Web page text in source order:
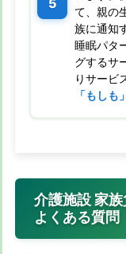
て、親の
族に通知
睡眠パタ
グするサ
りサービ
「もし
介護施設 家
よくある質問